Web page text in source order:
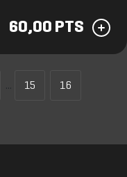
60,00 PTS
... 15
16